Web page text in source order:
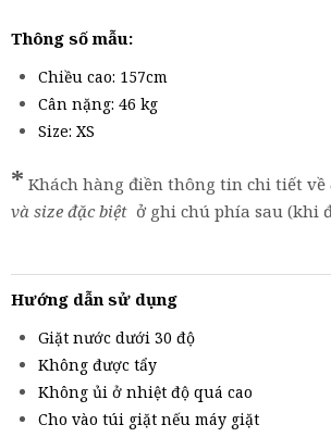
Thông số mẫu:
Chiều cao: 157cm
Cân nặng: 46 kg
Size: XS
* Khách hàng điền thông tin chi tiết về
và size đặc biệt ở ghi chú phía sau (khi
Hướng dẫn sử dụng
Giặt nước dưới 30 độ
Không được tẩy
Không ủi ở nhiệt độ quá cao
Cho vào túi giặt nếu máy giặt